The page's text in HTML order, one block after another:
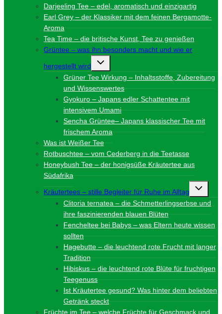
Darjeeling Tee – edel, aromatisch und einzigartig
Earl Grey – der Klassiker mit dem feinen Bergamotte-
Aroma
Tea Time – die britische Kunst, Tee zu genießen
Grüntee – was ihn besonders macht und wie er
hergestellt wird
Untermenü
Grüner Tee Wirkung – Inhaltsstoffe, Zubereitung
und Wissenswertes
Gyokuro – Japans edler Schattentee mit
intensivem Umami
Sencha Grüntee– Japans klassischer Tee mit
frischem Aroma
Was ist Weißer Tee
Rotbuschtee – vom Cederberg in die Teetasse
Honeybush Tee – der honigsüße Kräutertee aus
Südafrika
Kräutertees – stille Begleiter für Ruhe im Alltag
Clitoria ternatea – die Schmetterlingserbse und
ihre faszinierenden blauen Blüten
Fencheltee bei Babys – was Eltern heute wissen
sollten
Hagebutte – die leuchtend rote Frucht mit langer
Tradition
Hibiskus – die leuchtend rote Blüte für fruchtigen
Teegenuss
Ist Kräutertee gesund? Was hinter dem beliebten
Getränk steckt
Früchte im Tee – welche Früchte für Geschmack und